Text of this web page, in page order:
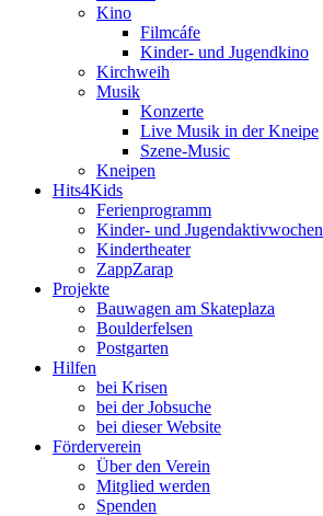
Kino
Filmcáfe
Kinder- und Jugendkino
Kirchweih
Musik
Konzerte
Live Musik in der Kneipe
Szene-Music
Kneipen
Hits4Kids
Ferienprogramm
Kinder- und Jugendaktivwochen
Kindertheater
ZappZarap
Projekte
Bauwagen am Skateplaza
Boulderfelsen
Postgarten
Hilfen
bei Krisen
bei der Jobsuche
bei dieser Website
Förderverein
Über den Verein
Mitglied werden
Spenden